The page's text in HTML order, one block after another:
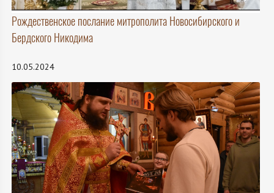
Рождественское послание митрополита Новосибирского и
Бердского Никодима
10.05.2024